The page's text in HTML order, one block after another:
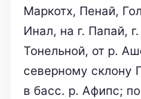
Маркотх, Пенай,
Инал, на г. Папай,
Тонельной, от р.
северному склону
в басс. р. Афипс;